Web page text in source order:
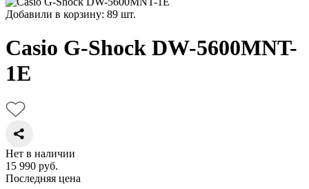
Добавили в корзину: 89 шт.
Casio G-Shock DW-5600MNT-
1E
Нет в наличии
15 990 руб.
Последняя цена